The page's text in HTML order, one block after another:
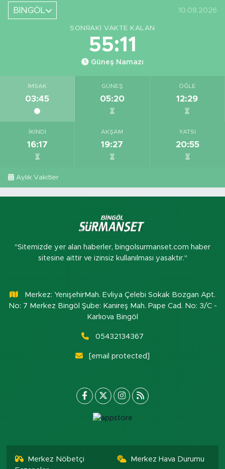
Ediyor
BİNGÖL 10.08.2026
SONRAKI VAKTE KALAN
55:10
Güneş Namazı
İMSAK
03:45
GÜNEŞ
05:20
ÖĞLE
12:29
İKINDI
16:17
AKŞAM
19:27
YATSI
20:55
Aylık Vakitler
"Sitemizde yer alan haberler, bingolsurmanset.com haber
sitesine aittir ve izinsiz kullanılması yasaktır."
Merkez: YenişehirMah. Evliya Çelebi Sokak Bozgan Apt.
No: 7 Merkez Bingöl Şube: Kanireş Mah. Pape Cad. No: 3/C -
Karlıova Bingöl
05432134367
[email protected]
Merkez Nöbetçi
Merkez Hava Durumu